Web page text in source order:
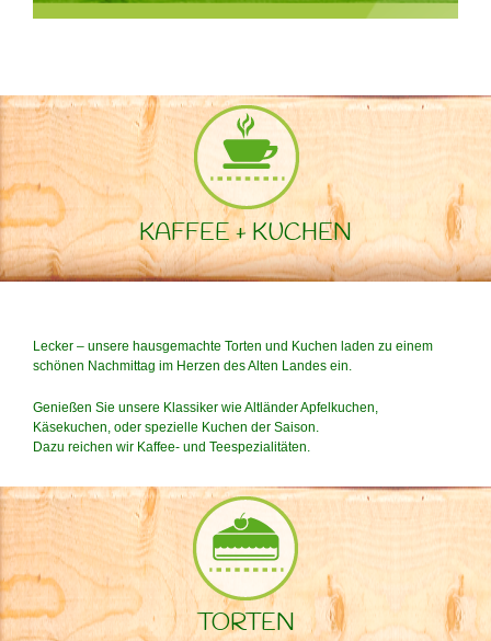
KAFFEE + KUCHEN
Lecker – unsere hausgemachte Torten und Kuchen laden zu einem
schönen Nachmittag im Herzen des Alten Landes ein.
Genießen Sie unsere Klassiker wie Altländer Apfelkuchen,
Käsekuchen, oder spezielle Kuchen der Saison.
Dazu reichen wir Kaffee- und Teespezialitäten.
TORTEN